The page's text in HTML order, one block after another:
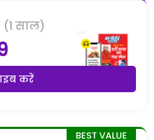
(1 साल)
करें